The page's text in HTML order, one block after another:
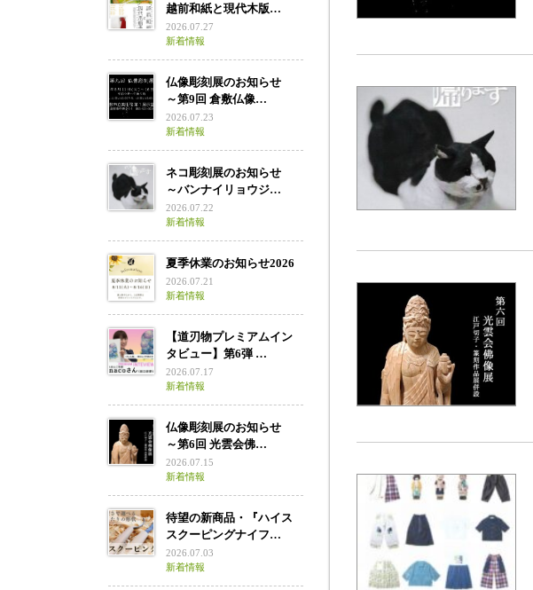
越前和紙と現代木版…
2026.07.27
新着情報
仏像彫刻展のお知らせ
～第9回 倉敷仏像…
2026.07.23
新着情報
ネコ彫刻展のお知らせ
～バンナイリョウジ…
2026.07.22
新着情報
夏季休業のお知らせ2026
2026.07.21
新着情報
【道刃物プレミアムイン
タビュー】第6弾 …
2026.07.17
新着情報
仏像彫刻展のお知らせ
～第6回 光雲会佛…
2026.07.15
新着情報
待望の新商品・『ハイス
スクーピングナイフ…
2026.07.03
新着情報